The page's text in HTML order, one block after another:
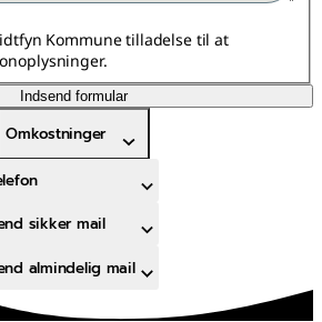
Kommune tilladelse til at
Indsend formular
Omkostninger
sikker mail
almindelig mail